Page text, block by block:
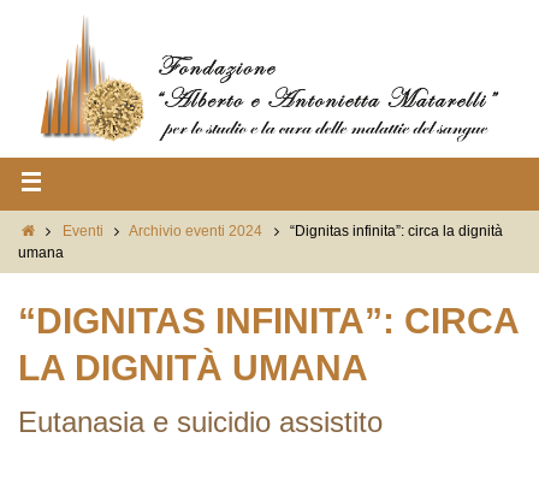
Eventi Archivio eventi 2024
“Dignitas infinita”: circa la dignità
umana
“DIGNITAS INFINITA”: CIRCA
LA DIGNITÀ UMANA
Eutanasia e suicidio assistito